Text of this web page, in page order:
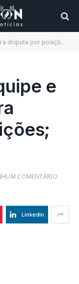
por posições; confira
e
COMENTÁRIO
LinkedIn